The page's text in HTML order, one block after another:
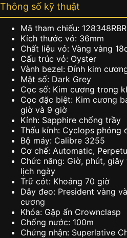
Thông số kỹ thuật
Mã tham chiếu:
Kích thước vỏ: 36mm
Chất liệu vỏ: Vàng vàng
Cấu trúc vỏ: Oyster
Vành bezel: Đính kim
Mặt số: Dark Grey
Cọc số: Kim cương trong
Cọc đặc biệt: Kim cương
giờ và 9 giờ
Kính: Sapphire chống trầy
Thấu kính: Cyclops phóng
Bộ máy: Calibre 3255
Cơ chế: Automatic,
Chức năng: Giờ, phút,
lịch ngày
Trữ cót: Khoảng 70 giờ
Dây đeo: President vàng
cương
Khóa: Gập ẩn Crownclasp
Chống nước: 100m
Chứng nhận: Superlative